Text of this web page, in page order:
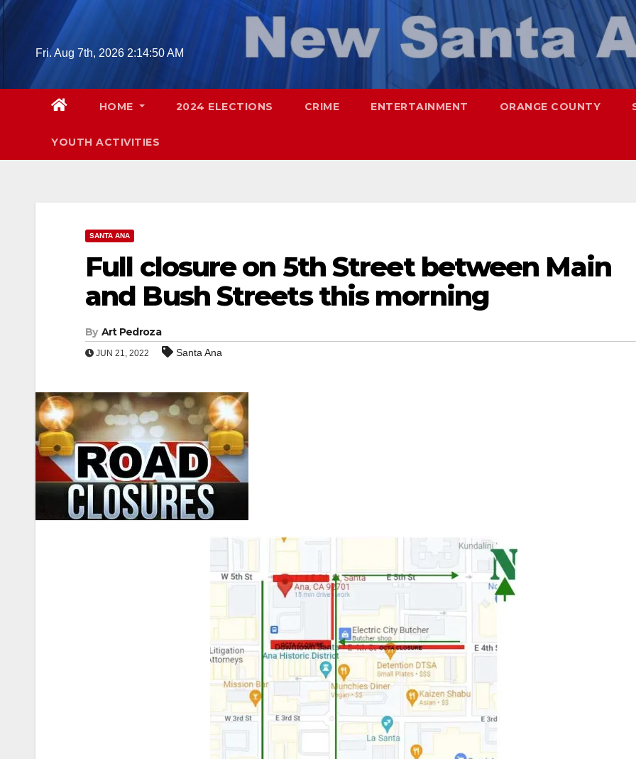
Skip
Fri. Aug 7th, 2026 2:14:52 AM
HOME 2024 ELECTIONS CRIME ENTERTAINMENT ORANGE COUNTY
YOUTH ACTIVITIES
SANTA ANA
Full closure on 5th Street between Main
and Bush Streets this morning
By Art Pedroza
JUN 21, 2022 Santa Ana